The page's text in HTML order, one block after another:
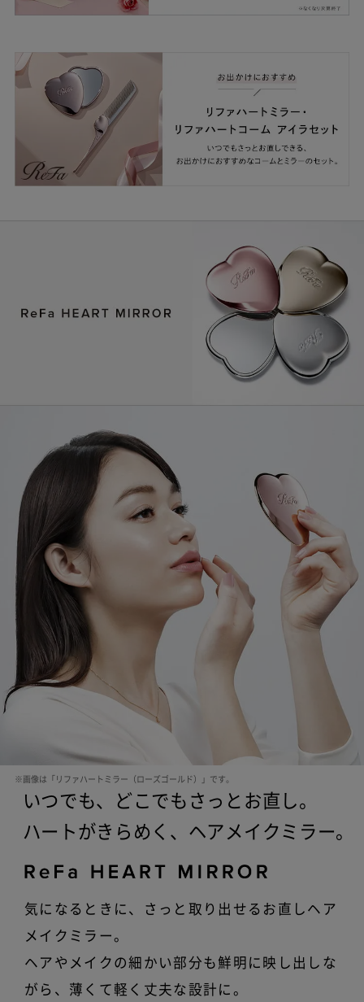
※画像は「リファハートミラー（ローズゴールド）」です。
いつでも、どこでもさっとお直し。
ハートがきらめく、ヘアメイクミラー。
気になるときに、さっと取り出せるお直しヘア
メイクミラー。
ヘアやメイクの細かい部分も鮮明に映し出しな
がら、 薄くて軽く丈夫な設計に。